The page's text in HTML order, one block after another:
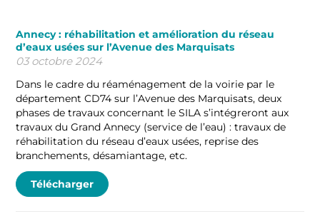
Annecy : réhabilitation et amélioration du réseau
d’eaux usées sur l’Avenue des Marquisats
03 octobre 2024
Dans le cadre du réaménagement de la voirie par le
département CD74 sur l’Avenue des Marquisats, deux
phases de travaux concernant le SILA s’intégreront aux
travaux du Grand Annecy (service de l’eau) : travaux de
réhabilitation du réseau d’eaux usées, reprise des
branchements, désamiantage, etc.
Télécharger